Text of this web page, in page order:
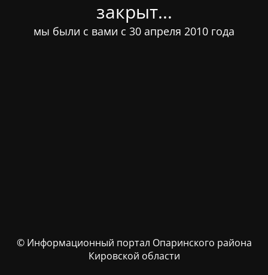
закрыт...
мы были с вами с 30 апреля 2010 года
© Информационный портал Опаринского района
Кировской области